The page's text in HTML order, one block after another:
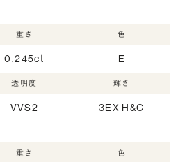
重さ
0.245ct
色
E
透明度
VVS2
輝き
3EX H&C
重さ 色